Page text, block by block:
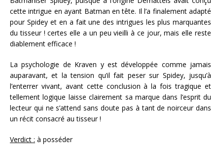
cette intrigue en ayant Batman en tête. Il l’a finalement adapté
pour Spidey et en a fait une des intrigues les plus marquantes
du tisseur ! certes elle a un peu vieilli à ce jour, mais elle reste
diablement efficace !
La psychologie de Kraven y est développée comme jamais
auparavant, et la tension qu’il fait peser sur Spidey, jusqu’à
l’enterrer vivant, avant cette conclusion à la fois tragique et
tellement logique laisse clairement sa marque dans l’esprit du
lecteur qui ne s’attend sans doute pas à tant de noirceur dans
un récit consacré au tisseur !
Verdict : à posséder